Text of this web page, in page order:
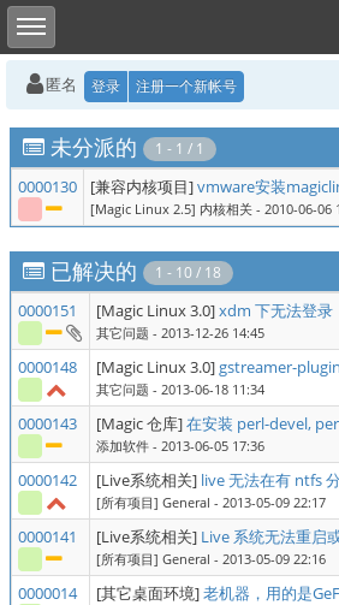
Toggle sidebar
匿名 登录 注册一个新帐号
未分派的 1 - 1 / 1
0000130 [兼容内核项目]vmware安装
[Magic Linux 2.5] 内核相关 - 2010-06-06
已解决的 1 - 10 / 18
0000151 [Magic Linux 3.0]xdm 下无法登录
其它问题 - 2013-12-26 14:45
0000148 [Magic Linux 3.0]gstreamer-
其它问题 - 2013-06-18 11:34
0000143 [Magic 仓库]在安装 perl-devel,
添加软件 - 2013-06-05 17:36
0000142 [Live系统相关] live 无法在有 ntfs
[所有项目] General - 2013-05-09 22:17
0000141 [Live系统相关] Live 系统无法重启
[所有项目] General - 2013-05-09 22:16
0000014 [其它桌面环境]老机器，用的是